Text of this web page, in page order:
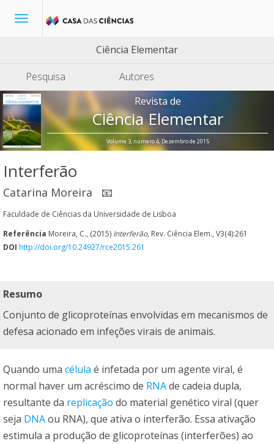
Toggle
Ciência Elementar
Pesquisa
Autores
Revista de
Ciência Elementar
Volume 3, número 4, Dezembro de 2015
Interferão
Catarina Moreira 📧
Faculdade de Ciências da Universidade de Lisboa
Referência Moreira, C., (2015) Interferão, Rev. Ciência Elem., V3(4):261
DOI http://doi.org/10.24927/rce2015.261
Resumo
Conjunto de glicoproteínas envolvidas em mecanismos de
defesa acionado em infeções virais de animais.
Quando uma célula é infetada por um agente viral, é
normal haver um acréscimo de RNAde cadeia dupla,
resultante da replicação do material genético viral (quer
seja DNAou RNA), que ativa o interferão. Essa ativação
estimula a produção de glicoproteínas (interferões) ao